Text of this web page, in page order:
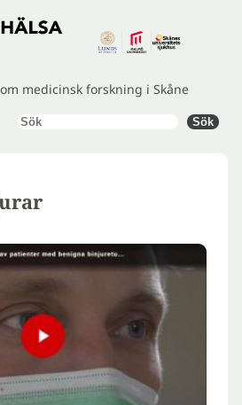
medicinsk forskning i Skåne
Sök Sök